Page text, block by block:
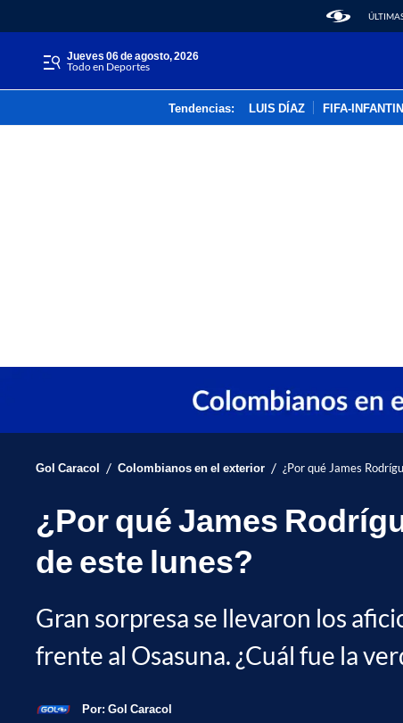
jueves 06 de agosto, 2026
Todo en Deportes
Tendencias: LUIS DÍAZ FIFA-
Gol Caracol / Colombianos en el exterior / ¿Por qué James
¿Por qué James
de este lunes?
Gran sorpresa se llevaron los
frente al Osasuna. ¿Cuál fue la
Por: Gol Caracol